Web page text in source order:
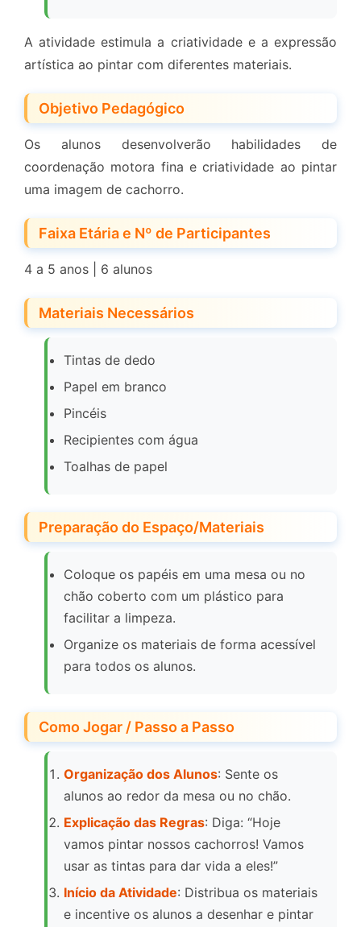
A atividade estimula a criatividade e a expressão
artística ao pintar com diferentes materiais.
Objetivo Pedagógico
Os alunos desenvolverão habilidades de
coordenação motora fina e criatividade ao pintar
uma imagem de cachorro.
Faixa Etária e Nº de Participantes
4 a 5 anos | 6 alunos
Materiais Necessários
Tintas de dedo
Papel em branco
Pincéis
Recipientes com água
Toalhas de papel
Preparação do Espaço/Materiais
Coloque os papéis em uma mesa ou no
chão coberto com um plástico para
facilitar a limpeza.
Organize os materiais de forma acessível
para todos os alunos.
Como Jogar / Passo a Passo
Organização dos Alunos: Sente os
alunos ao redor da mesa ou no chão.
Explicação das Regras: Diga: “Hoje
vamos pintar nossos cachorros! Vamos
usar as tintas para dar vida a eles!”
Início da Atividade: Distribua os materiais
e incentive os alunos a desenhar e pintar